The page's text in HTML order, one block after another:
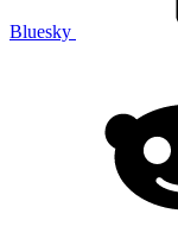
Bluesky